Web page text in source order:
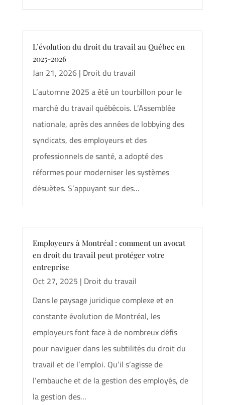
L’évolution du droit du travail au Québec en
2025-2026
Jan 21, 2026| Droit du travail
L’automne 2025 a été un tourbillon pour le
marché du travail québécois. L’Assemblée
nationale, après des années de lobbying des
syndicats, des employeurs et des
professionnels de santé, a adopté des
réformes pour moderniser les systèmes
désuètes. S’appuyant sur des...
Employeurs à Montréal : comment un avocat
en droit du travail peut protéger votre
entreprise
Oct 27, 2025 | Droit du travail
Dans le paysage juridique complexe et en
constante évolution de Montréal, les
employeurs font face à de nombreux défis
pour naviguer dans les subtilités du droit du
travail et de l’emploi. Qu’il s’agisse de
l’embauche et de la gestion des employés, de
la gestion des...